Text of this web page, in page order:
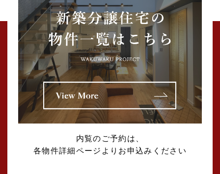
内覧のご予約は、
各物件詳細ページよりお申込みください